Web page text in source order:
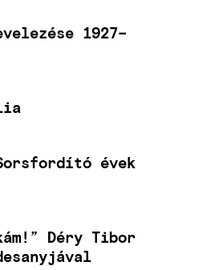
1927–
évek
Déry Tibor